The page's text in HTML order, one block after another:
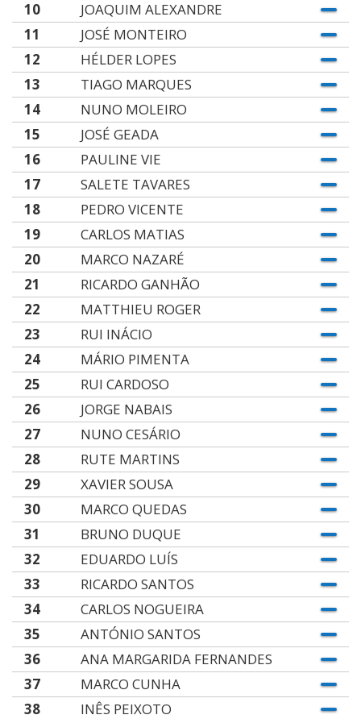
10
JOAQUIM ALEXANDRE
11
JOSÉ MONTEIRO
12
HÉLDER LOPES
13
TIAGO MARQUES
14
NUNO MOLEIRO
15
JOSÉ GEADA
16
PAULINE VIE
17
SALETE TAVARES
18
PEDRO VICENTE
19
CARLOS MATIAS
20
MARCO NAZARÉ
21
RICARDO GANHÃO
22
MATTHIEU ROGER
23
RUI INÁCIO
24
MÁRIO PIMENTA
25
RUI CARDOSO
26
JORGE NABAIS
27
NUNO CESÁRIO
28
RUTE MARTINS
29
XAVIER SOUSA
30
MARCO QUEDAS
31
BRUNO DUQUE
32
EDUARDO LUÍS
33
RICARDO SANTOS
34
CARLOS NOGUEIRA
35
ANTÓNIO SANTOS
36
ANA MARGARIDA FERNANDES
37
MARCO CUNHA
38
INÊS PEIXOTO